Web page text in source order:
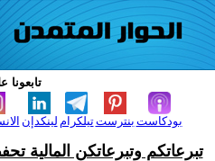
تابعونا
لينكدإن تيلكرامبنترست بودكاست
تبرعاتكم وتبرعاتكن المالية